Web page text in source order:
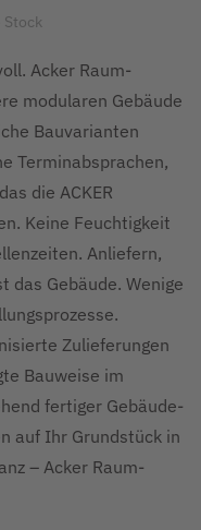
Stock
Acker Raum-
modularen Gebäude
Bauvarianten
Terminabsprachen,
die ACKER
Keine Feuchtigkeit
Anliefern,
das Gebäude. Wenige
Zulieferungen
Bauweise im
fertiger Gebäude-
auf Ihr Grundstück in
– Acker Raum-